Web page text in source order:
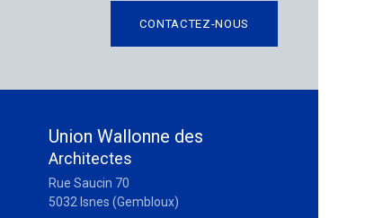
CONTACTEZ-NOUS
Union Wallonne des
Architectes
Rue Saucin 70
5032 Isnes (Gembloux)